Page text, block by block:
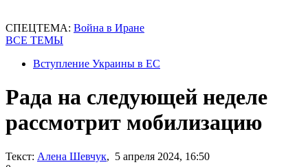
СПЕЦТЕМА: Война в Иране
ВСЕ ТЕМЫ
Вступление Украины в ЕС
Рада на следующей неделе
рассмотрит мобилизацию
Текст: Алена Шевчук, 5 апреля 2024, 16:50